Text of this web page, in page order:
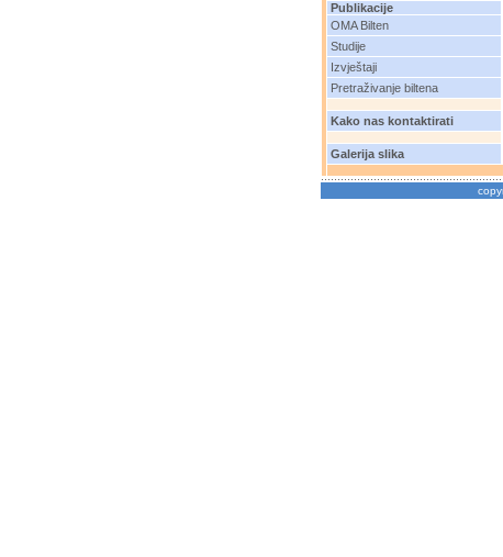
Publikacije
OMA Bilten
Studije
Izvještaji
Pretraživanje biltena
Kako nas kontaktirati
Galerija slika